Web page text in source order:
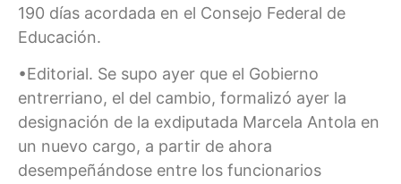
190 días acordada en el Consejo Federal de
Educación.
•Editorial. Se supo ayer que el Gobierno
entrerriano, el del cambio, formalizó ayer la
designación de la exdiputada Marcela Antola en
un nuevo cargo, a partir de ahora
desempeñándose entre los funcionarios